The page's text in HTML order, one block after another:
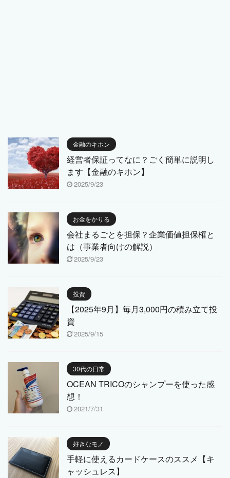
金融のキホン
経営者保証ってなに？ごく簡単に説明し
ます【金融のキホン】
2025/9/23
お金をかりる
会社まるごとを担保？企業価値担保権と
は（事業者向けの解説）
2025/9/23
投資
【2025年9月】毎月3,000円の積み立て投
資
2025/9/15
30代の日常
OCEAN TRICOのシャンプーを使った感
想！
2021/7/31
好きなモノ
手軽に使えるカードケースのススメ【キ
ャッシュレス】